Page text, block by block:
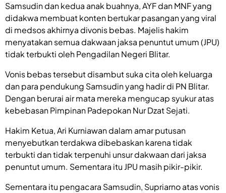
Samsudin dan kedua anak buahnya, AYF dan MNF yang
didakwa membuat konten bertukar pasangan yang viral
di medsos akhirnya divonis bebas. Majelis hakim
menyatakan semua dakwaan jaksa penuntut umum (JPU)
tidak terbukti oleh Pengadilan Negeri Blitar.
Vonis bebas tersebut disambut suka cita oleh keluarga
dan para pendukung Samsudin yang hadir di PN Blitar.
Dengan berurai air mata mereka mengucap syukur atas
kebebasan Pimpinan Padepokan Nur Dzat Sejati.
Hakim Ketua, Ari Kurniawan dalam amar putusan
menyebutkan terdakwa dibebaskan karena tidak
terbukti dan tidak terpenuhi unsur dakwaan dari jaksa
penuntut umum. Sementara itu JPU masih pikir-pikir.
Sementara itu pengacara Samsudin, Supriarno atas vonis